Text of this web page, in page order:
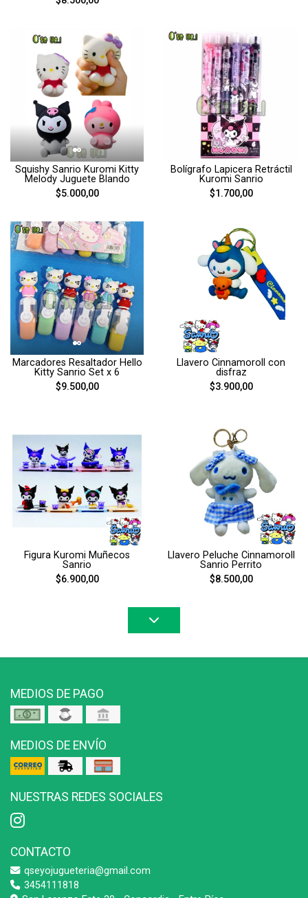
Squishy Sanrio Kuromi Kitty
Melody Juguete Blando
$5.000,00
Bolígrafo Lapicera Retráctil
Kuromi Sanrio
$1.700,00
Marcadores Resaltador Hello
Kitty Sanrio Set x 6
$9.500,00
Llavero Cinnamoroll con
disfraz
$3.900,00
Figura Kuromi Muñecos
Sanrio
$6.900,00
Llavero Peluche Cinnamoroll
Sanrio Perrito
$8.500,00
MEDIOS DE PAGO
MEDIOS DE ENVÍO
NUESTRAS REDES SOCIALES
CONTACTO
qseyojugueteria@gmail.com
3454111818